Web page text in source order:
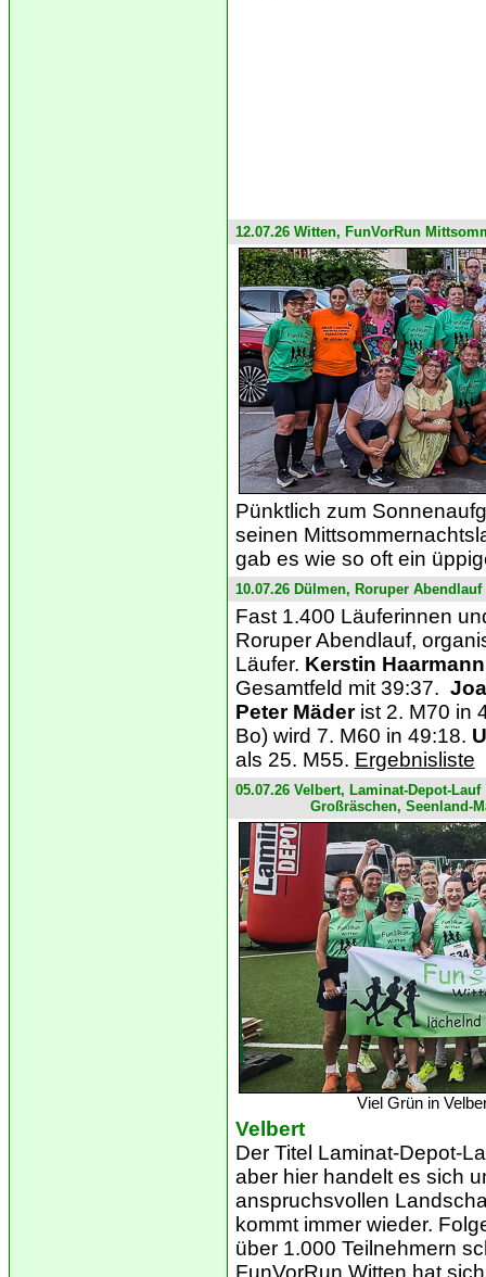
12.07.26 Witten, FunVorRun
Pünktlich zum
seinen
gab es wie so oft ein
10.07.26 Dülmen, Roruper Abendlauf
Fast 1.400 Läuferinnen
Roruper Abendlauf,
Läufer. Kerstin Haarmann
Gesamtfeld mit 39:37.
Peter Mäderist 2. M70 in
Bo) wird 7. M60 in 49:18.
als 25. M55. Ergebnisliste
05.07.26 Velbert, Laminat-Depot-Lauf
Großräschen, Seenland-
Viel Grün in
Velbert
DerTitel Laminat-Depot-
aber hier handelt es sich
anspruchsvollen
kommt immer wieder.
über 1.000 Teilnehmern